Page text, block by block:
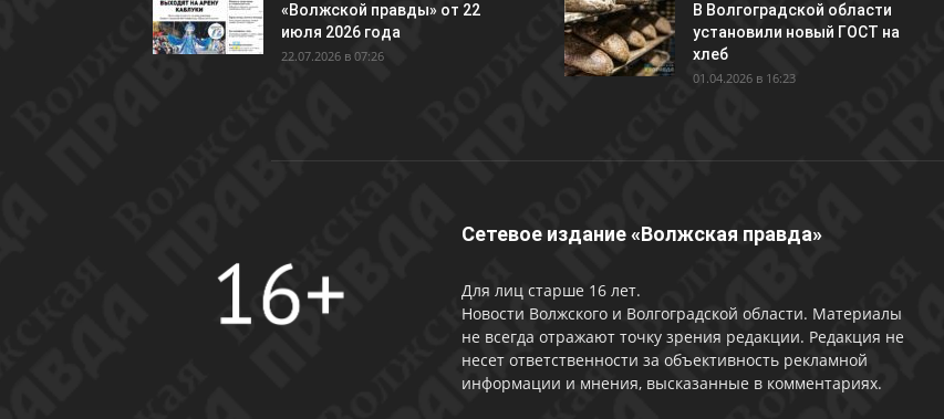
«Волжской правды» от 22
июля 2026 года
22.07.2026 в 07:26
В Волгоградской области
установили новый ГОСТ на
хлеб
01.04.2026 в 16:23
Сетевое издание «Волжская правда»
Для лиц старше 16 лет.
Новости Волжского и Волгоградской области. Материалы
не всегда отражают точку зрения редакции. Редакция не
несет ответственности за объективность рекламной
информации и мнения, высказанные в комментариях.